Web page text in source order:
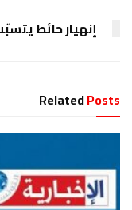
إنهيار حائط
RelatedPosts